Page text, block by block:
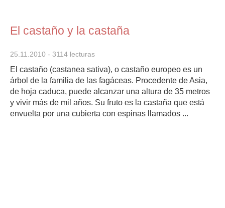
El castaño y la castaña
25.11.2010 - 3114 lecturas
El castaño (castanea sativa), o castaño europeo es un
árbol de la familia de las fagáceas. Procedente de Asia,
de hoja caduca, puede alcanzar una altura de 35 metros
y vivir más de mil años. Su fruto es la castaña que está
envuelta por una cubierta con espinas llamados ...